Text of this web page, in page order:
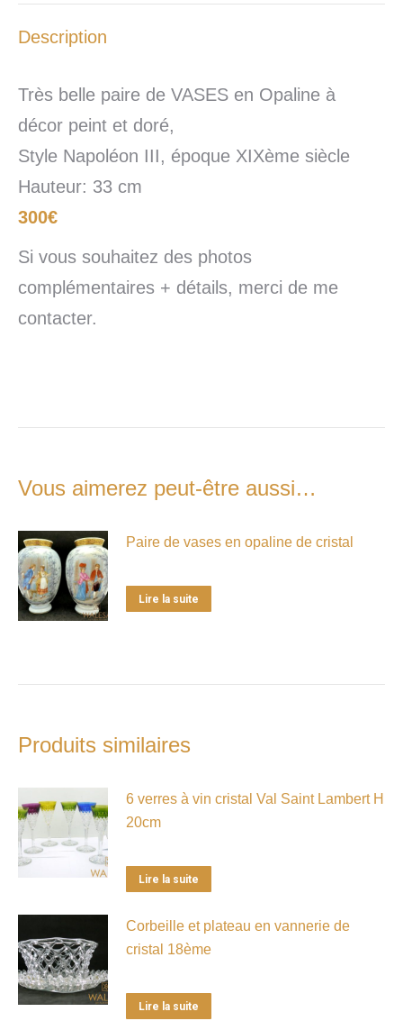
Description
Très belle paire de VASES en Opaline à
décor peint et doré,
Style Napoléon III, époque XIXème siècle
Hauteur: 33 cm
300€
Si vous souhaitez des photos
complémentaires + détails, merci de me
contacter.
Vous aimerez peut-être aussi…
Paire de vases en opaline de cristal
Lire la suite
Produits similaires
6 verres à vin cristal Val Saint Lambert H
20cm
Lire la suite
Corbeille et plateau en vannerie de
cristal 18ème
Lire la suite